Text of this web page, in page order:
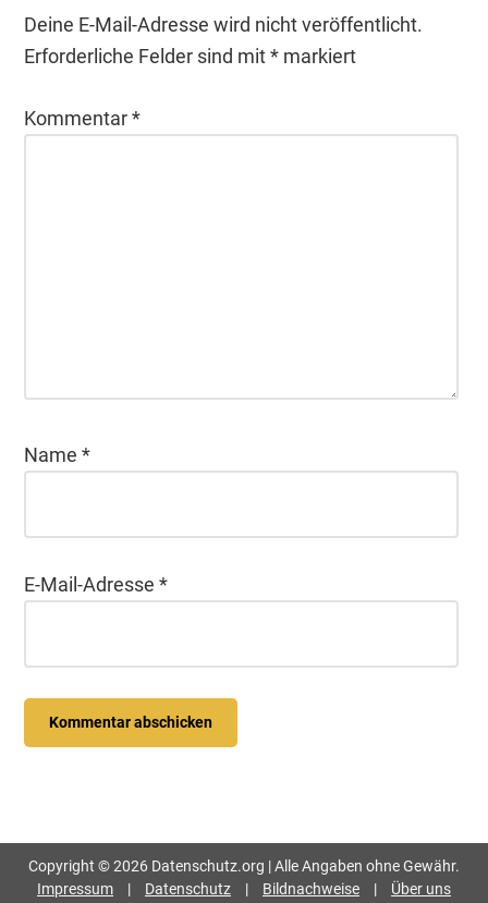
Deine E-Mail-Adresse wird nicht veröffentlicht.
Erforderliche Felder sind mit* markiert
Kommentar*
Name*
E-Mail-Adresse*
Copyright © 2026 Datenschutz.org | Alle Angaben ohne Gewähr.
Impressum
| Datenschutz | Bildnachweise |
Über uns